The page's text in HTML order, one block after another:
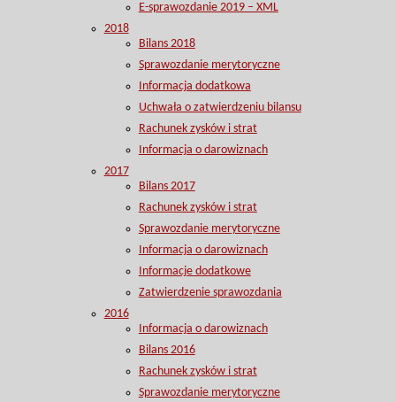
E-sprawozdanie 2019 – XML
2018
Bilans 2018
Sprawozdanie merytoryczne
Informacja dodatkowa
Uchwała o zatwierdzeniu bilansu
Rachunek zysków i strat
Informacja o darowiznach
2017
Bilans 2017
Rachunek zysków i strat
Sprawozdanie merytoryczne
Informacja o darowiznach
Informacje dodatkowe
Zatwierdzenie sprawozdania
2016
Informacja o darowiznach
Bilans 2016
Rachunek zysków i strat
Sprawozdanie merytoryczne